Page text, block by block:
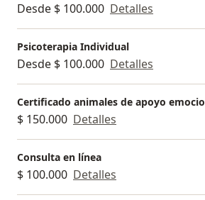
Desde $ 100.000 Detalles
Psicoterapia Individual
Desde $ 100.000 Detalles
Certificado animales de apoyo
$ 150.000 Detalles
Consulta en línea
$ 100.000 Detalles